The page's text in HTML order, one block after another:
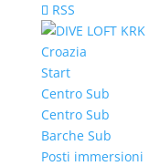
RSS
Start
Centro Sub
Centro Sub
Barche Sub
Posti immersioni